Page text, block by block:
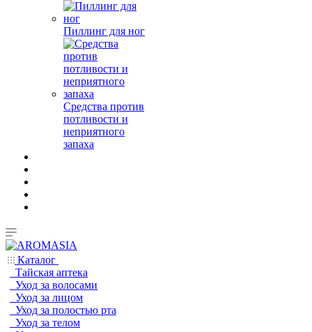
Пиллинг для ног
Средства против
потливости и
неприятного
запаха
Каталог
Тайская аптека
Уход за волосами
Уход за лицом
Уход за полостью рта
Уход за телом